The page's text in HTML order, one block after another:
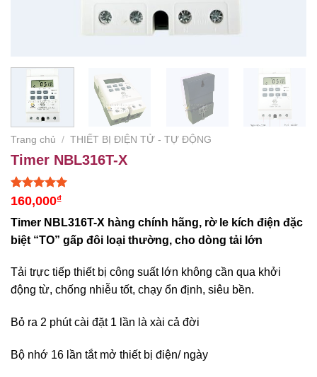
Trang chủ / THIẾT BỊ ĐIỆN TỬ - TỰ ĐỘNG
Timer NBL316T-X
5.00trên 5
dựa trên
2
đánh giá
160,000₫
Timer NBL316T-X hàng chính hãng, rờ le kích điện đặc
biệt “TO” gấp đôi loại thường, cho dòng tải lớn
Tải trực tiếp thiết bị công suất lớn không cần qua khởi
động từ, chống nhiễu tốt, chạy ổn định, siêu bền.
Bỏ ra 2 phút cài đặt 1 lần là xài cả đời
Bộ nhớ 16 lần tắt mở thiết bị điện/ ngày